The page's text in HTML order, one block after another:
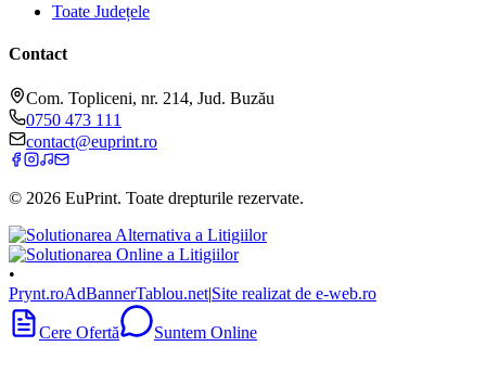
Toate Județele
Contact
Com. Topliceni, nr. 214, Jud. Buzău
0750 473 111
contact@euprint.ro
© 2026 EuPrint. Toate drepturile rezervate.
•
Prynt.roAdBannerTablou.net|Site realizat de e-web.ro
Cere Ofertă Suntem Online